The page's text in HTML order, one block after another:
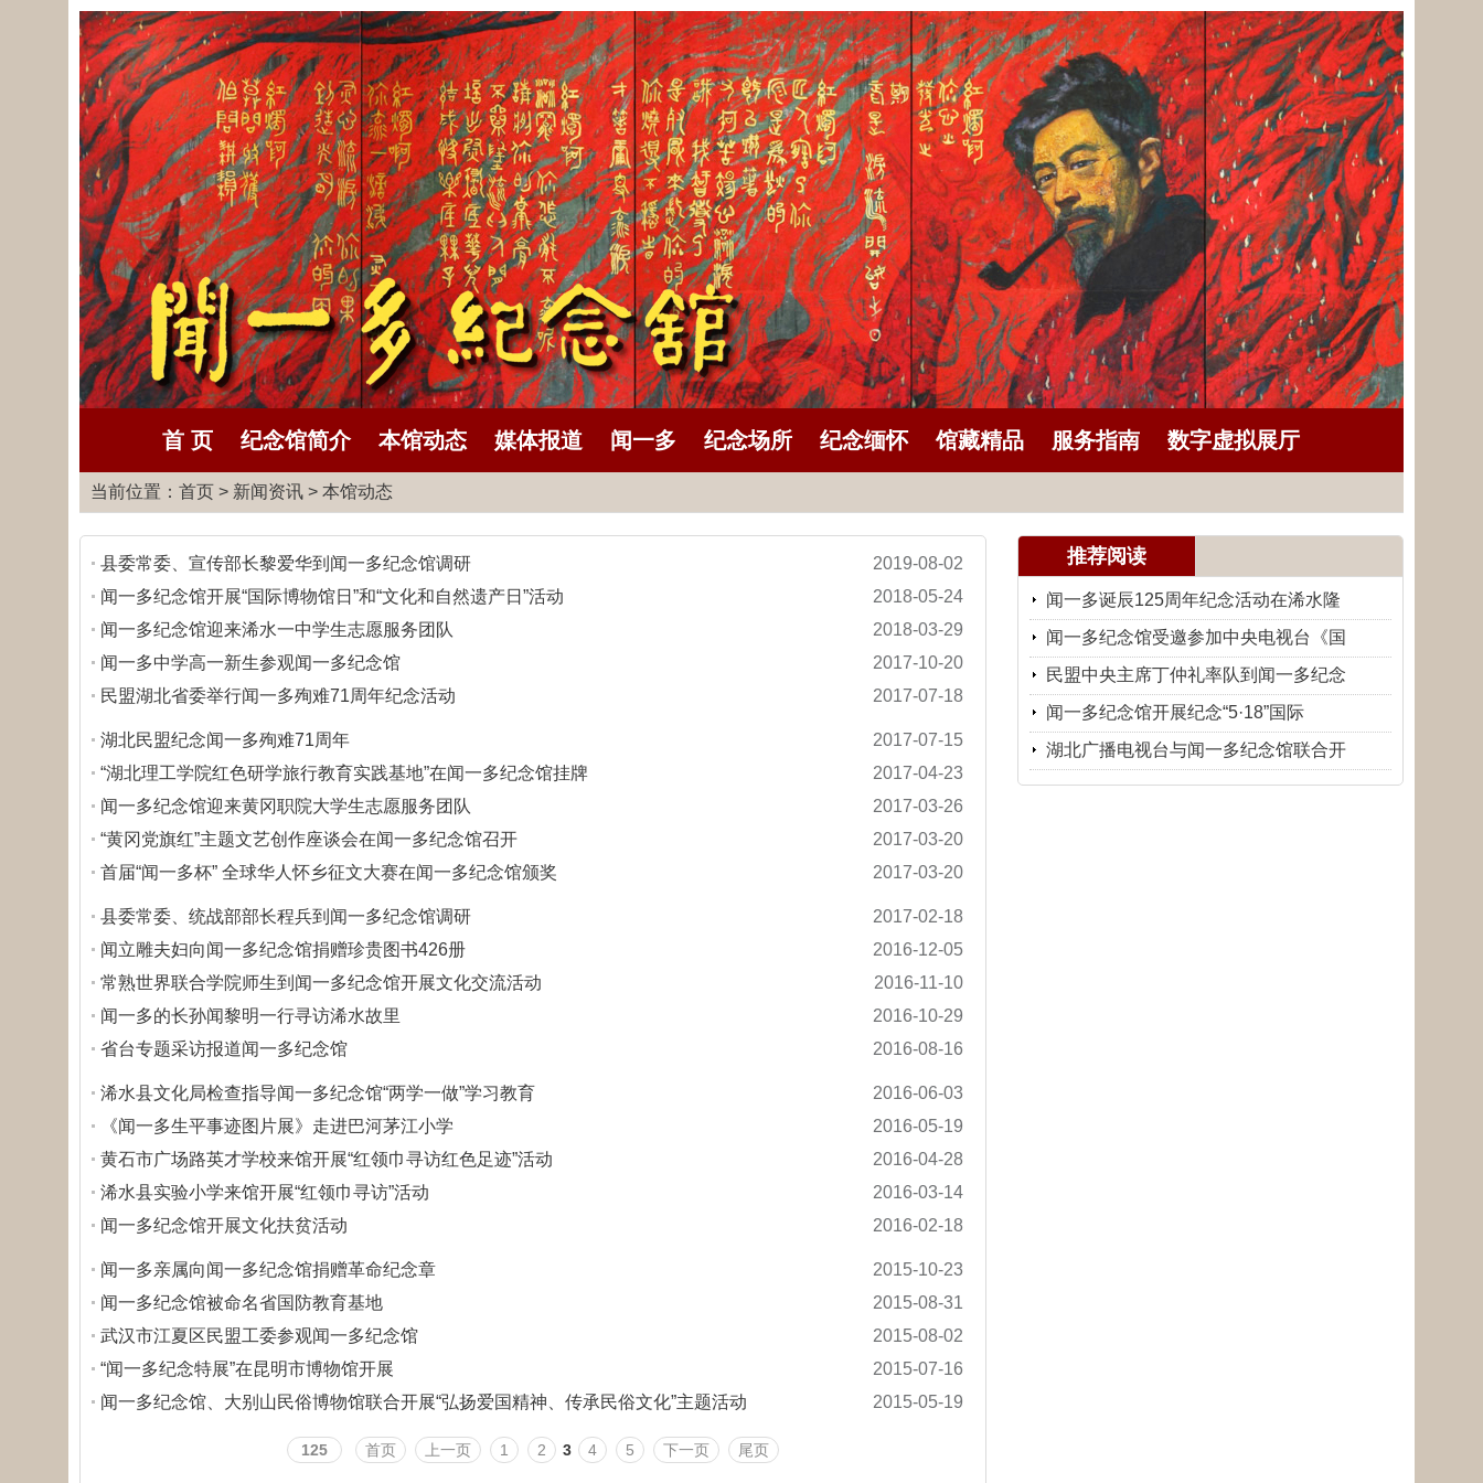
首 页 纪念馆简介 本馆动态 媒体报道 闻一多 纪念场所 纪念缅怀 馆藏精品 服务指南 数字虚拟展厅
当前位置： 首页 > 新闻资讯 > 本馆动态
县委常委、宣传部长黎爱华到闻一多纪念馆调研
2019-08-02
闻一多纪念馆开展“国际博物馆日”和“文化和自然遗产日”活动
2018-05-24
闻一多纪念馆迎来浠水一中学生志愿服务团队
2018-03-29
闻一多中学高一新生参观闻一多纪念馆
2017-10-20
民盟湖北省委举行闻一多殉难71周年纪念活动
2017-07-18
湖北民盟纪念闻一多殉难71周年
2017-07-15
“湖北理工学院红色研学旅行教育实践基地”在闻一多纪念馆挂牌
2017-04-23
闻一多纪念馆迎来黄冈职院大学生志愿服务团队
2017-03-26
“黄冈党旗红”主题文艺创作座谈会在闻一多纪念馆召开
2017-03-20
首届“闻一多杯” 全球华人怀乡征文大赛在闻一多纪念馆颁奖
2017-03-20
县委常委、统战部部长程兵到闻一多纪念馆调研
2017-02-18
闻立雕夫妇向闻一多纪念馆捐赠珍贵图书426册
2016-12-05
常熟世界联合学院师生到闻一多纪念馆开展文化交流活动
2016-11-10
闻一多的长孙闻黎明一行寻访浠水故里
2016-10-29
省台专题采访报道闻一多纪念馆
2016-08-16
浠水县文化局检查指导闻一多纪念馆“两学一做”学习教育
2016-06-03
《闻一多生平事迹图片展》走进巴河茅江小学
2016-05-19
黄石市广场路英才学校来馆开展“红领巾寻访红色足迹”活动
2016-04-28
浠水县实验小学来馆开展“红领巾寻访”活动
2016-03-14
闻一多纪念馆开展文化扶贫活动
2016-02-18
闻一多亲属向闻一多纪念馆捐赠革命纪念章
2015-10-23
闻一多纪念馆被命名省国防教育基地
2015-08-31
武汉市江夏区民盟工委参观闻一多纪念馆
2015-08-02
“闻一多纪念特展”在昆明市博物馆开展
2015-07-16
闻一多纪念馆、大别山民俗博物馆联合开展“弘扬爱国精神、传承民俗文化”主题活动
2015-05-19
125 首页 上一页 1 2 3 4 5 下一页 尾页
推荐阅读
闻一多诞辰125周年纪念活动在浠水隆
闻一多纪念馆受邀参加中央电视台《国
民盟中央主席丁仲礼率队到闻一多纪念
闻一多纪念馆开展纪念“5·18”国际
湖北广播电视台与闻一多纪念馆联合开